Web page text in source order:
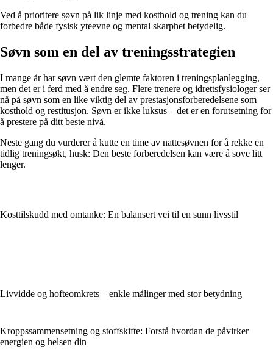
Ved å prioritere søvn på lik linje med kosthold og trening kan du
forbedre både fysisk yteevne og mental skarphet betydelig.
Søvn som en del av treningsstrategien
I mange år har søvn vært den glemte faktoren i treningsplanlegging,
men det er i ferd med å endre seg. Flere trenere og idrettsfysiologer ser
nå på søvn som en like viktig del av prestasjonsforberedelsene som
kosthold og restitusjon. Søvn er ikke luksus – det er en forutsetning for
å prestere på ditt beste nivå.
Neste gang du vurderer å kutte en time av nattesøvnen for å rekke en
tidlig treningsøkt, husk: Den beste forberedelsen kan være å sove litt
lenger.
Kosttilskudd med omtanke: En balansert vei til en sunn livsstil
Livvidde og hofteomkrets – enkle målinger med stor betydning
Kroppssammensetning og stoffskifte: Forstå hvordan de påvirker
energien og helsen din